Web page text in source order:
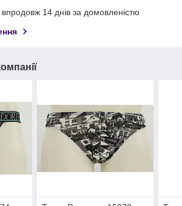
14 днів за домовленістю